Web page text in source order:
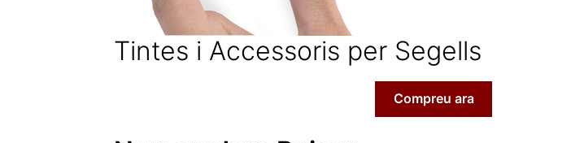
Tintes i Accessoris per Segells
Compreu ara